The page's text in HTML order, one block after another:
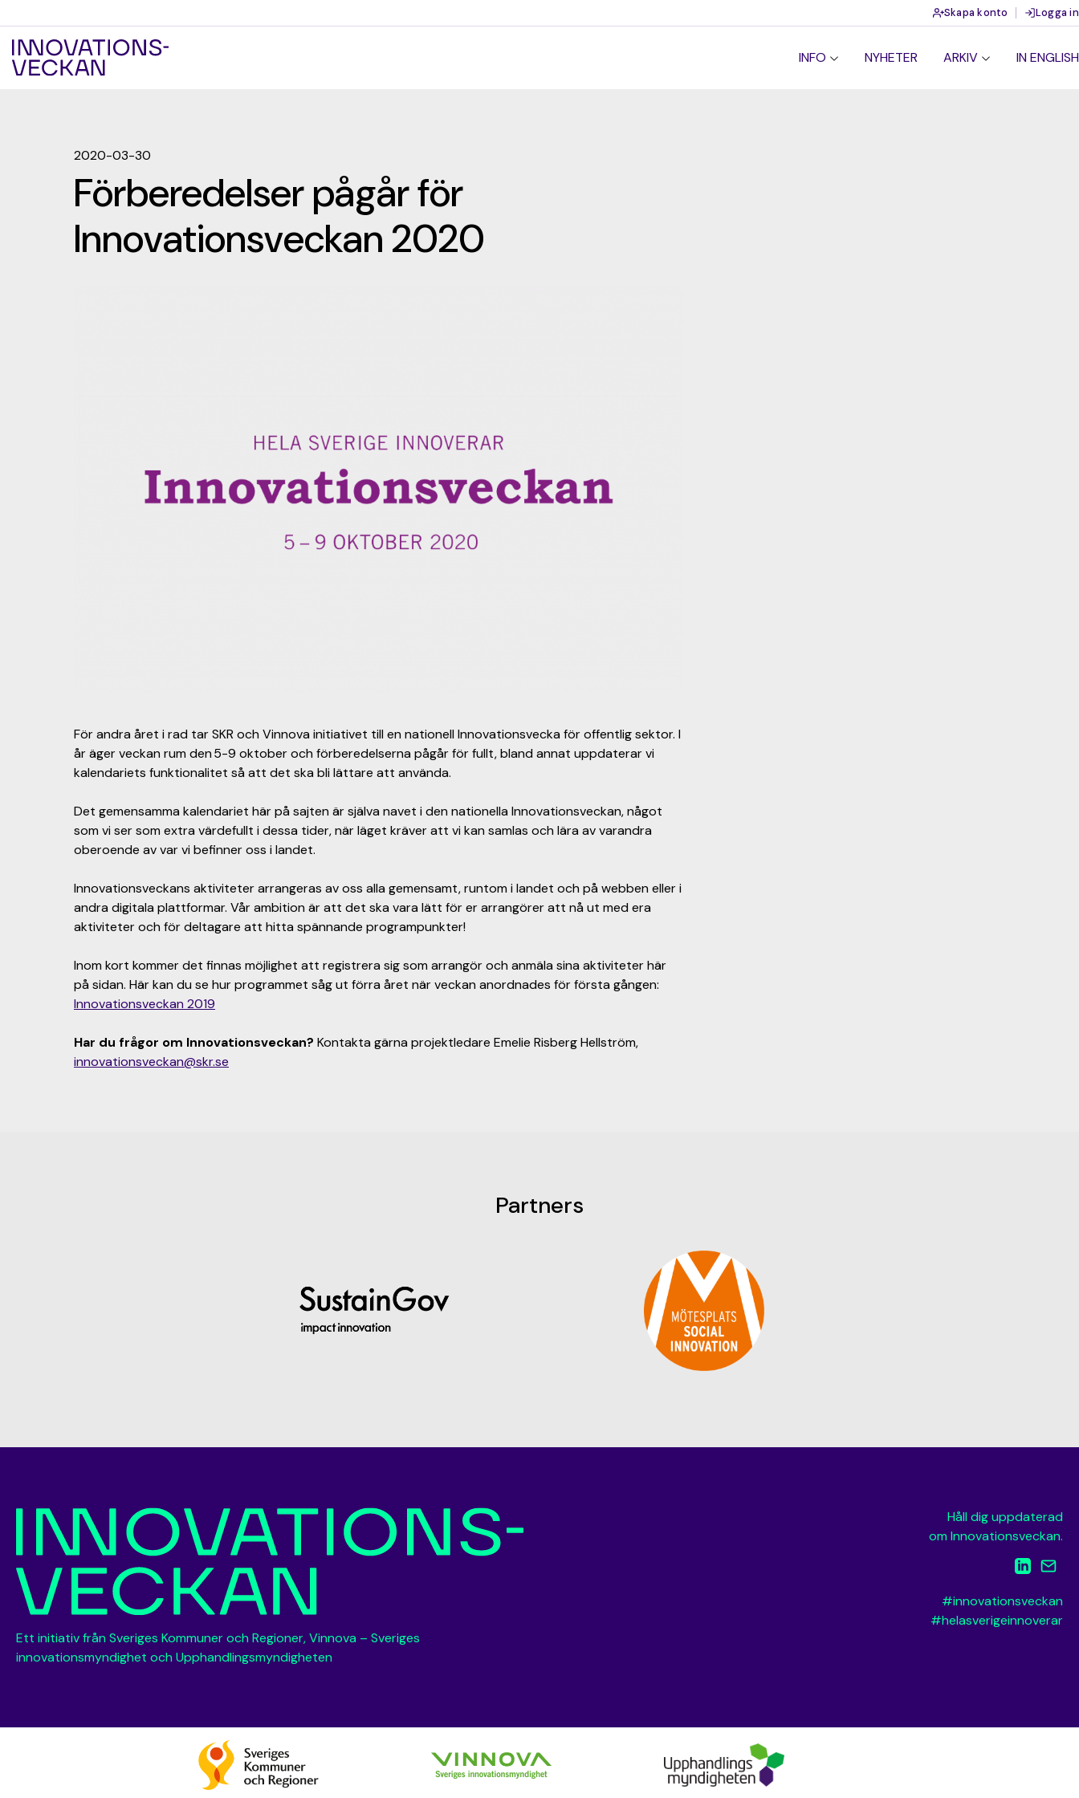
Skapa konto Logga in
INFO NYHETER ARKIV IN ENGLISH
2020-03-30
Förberedelser pågår för
Innovationsveckan 2020
För andra året i rad tar SKR och Vinnova initiativet till en nationell Innovationsvecka för offentlig sektor. I
år äger veckan rum den 5-9 oktober och förberedelserna pågår för fullt, bland annat uppdaterar vi
kalendariets funktionalitet så att det ska bli lättare att använda.
Det gemensamma kalendariet här på sajten är själva navet i den nationella Innovationsveckan, något
som vi ser som extra värdefullt i dessa tider, när läget kräver att vi kan samlas och lära av varandra
oberoende av var vi befinner oss i landet.
Innovationsveckans aktiviteter arrangeras av oss alla gemensamt, runtom i landet och på webben eller i
andra digitala plattformar. Vår ambition är att det ska vara lätt för er arrangörer att nå ut med era
aktiviteter och för deltagare att hitta spännande programpunkter!
Inom kort kommer det finnas möjlighet att registrera sig som arrangör och anmäla sina aktiviteter här
på sidan. Här kan du se hur programmet såg ut förra året när veckan anordnades för första gången:
Innovationsveckan 2019
Har du frågor om Innovationsveckan? Kontakta gärna projektledare Emelie Risberg Hellström,
innovationsveckan@skr.se
Partners
Ett initiativ från Sveriges Kommuner och Regioner, Vinnova – Sveriges
innovationsmyndighet och Upphandlingsmyndigheten
Håll dig uppdaterad
om Innovationsveckan.
#innovationsveckan
#helasverigeinnoverar